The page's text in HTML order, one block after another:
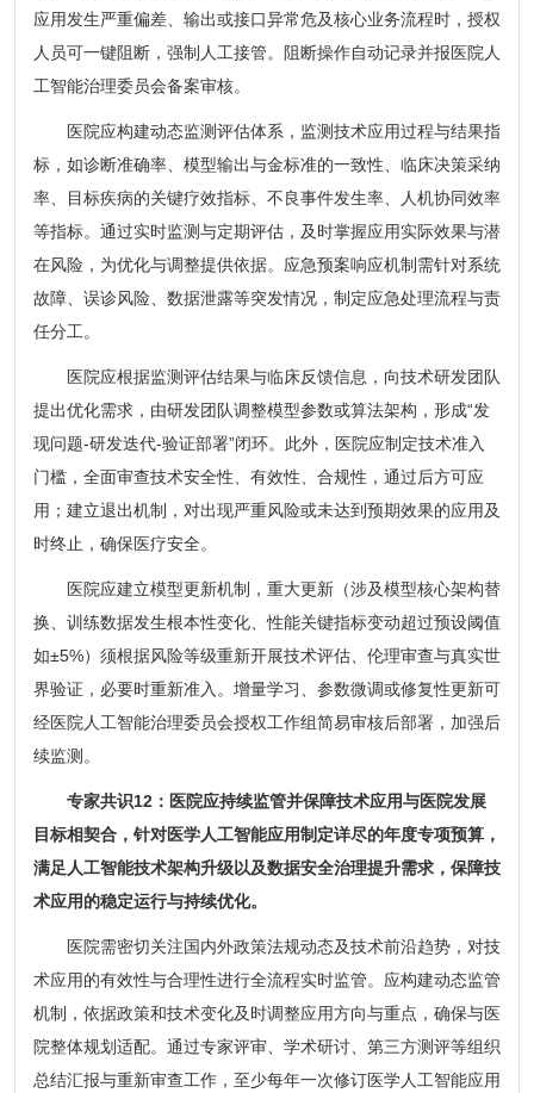
应用发生严重偏差、输出或接口异常危及核心业务流程时，授权
人员可一键阻断，强制人工接管。阻断操作自动记录并报医院人
工智能治理委员会备案审核。
医院应构建动态监测评估体系，监测技术应用过程与结果指
标，如诊断准确率、模型输出与金标准的一致性、临床决策采纳
率、目标疾病的关键疗效指标、不良事件发生率、人机协同效率
等指标。通过实时监测与定期评估，及时掌握应用实际效果与潜
在风险，为优化与调整提供依据。应急预案响应机制需针对系统
故障、误诊风险、数据泄露等突发情况，制定应急处理流程与责
任分工。
医院应根据监测评估结果与临床反馈信息，向技术研发团队
提出优化需求，由研发团队调整模型参数或算法架构，形成“发
现问题-研发迭代-验证部署”闭环。此外，医院应制定技术准入
门槛，全面审查技术安全性、有效性、合规性，通过后方可应
用；建立退出机制，对出现严重风险或未达到预期效果的应用及
时终止，确保医疗安全。
医院应建立模型更新机制，重大更新（涉及模型核心架构替
换、训练数据发生根本性变化、性能关键指标变动超过预设阈值
如±5%）须根据风险等级重新开展技术评估、伦理审查与真实世
界验证，必要时重新准入。增量学习、参数微调或修复性更新可
经医院人工智能治理委员会授权工作组简易审核后部署，加强后
续监测。
专家共识12：医院应持续监管并保障技术应用与医院发展
目标相契合，针对医学人工智能应用制定详尽的年度专项预算，
满足人工智能技术架构升级以及数据安全治理提升需求，保障技
术应用的稳定运行与持续优化。
医院需密切关注国内外政策法规动态及技术前沿趋势，对技
术应用的有效性与合理性进行全流程实时监管。应构建动态监管
机制，依据政策和技术变化及时调整应用方向与重点，确保与医
院整体规划适配。通过专家评审、学术研讨、第三方测评等组织
总结汇报与重新审查工作，至少每年一次修订医学人工智能应用